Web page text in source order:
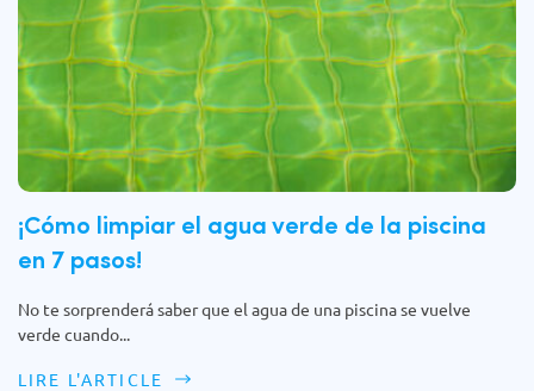
¡Cómo limpiar el agua verde de la piscina
en 7 pasos!
No te sorprenderá saber que el agua de una piscina se vuelve
verde cuando...
LIRE L'ARTICLE